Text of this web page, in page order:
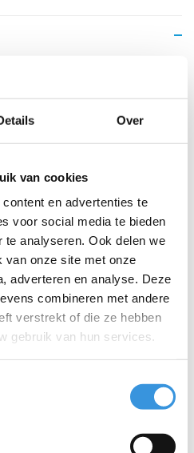
Over
van cookies
en advertenties te
voor social media te bieden
analyseren. Ook delen we
van onze site met onze
adverteren en analyse. Deze
combineren met andere
verstrekt of die ze hebben
gebruik van hun services.
roestvrijstalen lunchbox voor
en een speciaal vakje voor dips
voor vaste producten,
de lunchbox niet te vol te
te laten werken. De Yumbox Prêt
materialen, en is vrij
veilige en milieuvriendelijke